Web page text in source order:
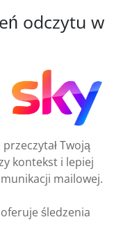
odczytu w
Twoją
kontekst i lepiej
mailowej.
śledzenia